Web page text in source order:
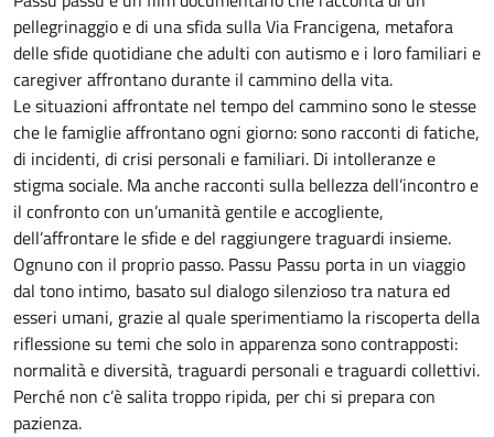
pellegrinaggio e di una sfida sulla Via Francigena, metafora
delle sfide quotidiane che adulti con autismo e i loro familiari e
caregiver affrontano durante il cammino della vita.
Le situazioni affrontate nel tempo del cammino sono le stesse
che le famiglie affrontano ogni giorno: sono racconti di fatiche,
di incidenti, di crisi personali e familiari. Di intolleranze e
stigma sociale. Ma anche racconti sulla bellezza dell’incontro e
il confronto con un’umanità gentile e accogliente,
dell’affrontare le sfide e del raggiungere traguardi insieme.
Ognuno con il proprio passo. Passu Passu porta in un viaggio
dal tono intimo, basato sul dialogo silenzioso tra natura ed
esseri umani, grazie al quale sperimentiamo la riscoperta della
riflessione su temi che solo in apparenza sono contrapposti:
normalità e diversità, traguardi personali e traguardi collettivi.
Perché non c’è salita troppo ripida, per chi si prepara con
pazienza.